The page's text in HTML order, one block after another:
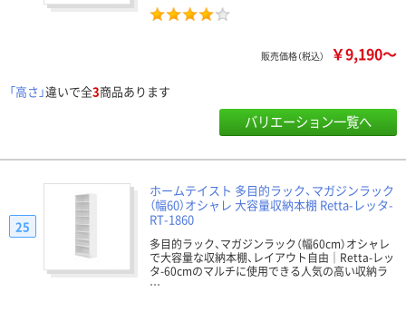
販売価格（税込） ￥9,190～
「高さ」違いで全3商品あります
バリエーション一覧へ
ホームテイスト 多目的ラック、マガジンラック
（幅60）オシャレ 大容量収納本棚 Retta-レッタ-
RT-1860
多目的ラック、マガジンラック（幅60cm）オシャレ
で大容量な収納本棚、レイアウト自由｜Retta-レッ
タ-60cmのマルチに使用できる人気の高い収納ラ
…
25